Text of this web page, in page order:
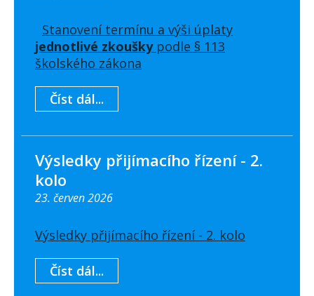
Stanovení termínu a výši úplaty
jednotlivé zkouškypodle § 113
školského zákona
Číst dál...
Výsledky přijímacího řízení - 2.
kolo
23. červen 2026
Výsledky přijímacího řízení - 2. kolo
Číst dál...